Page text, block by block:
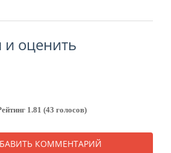
и оценить
1.81 (43 голосов)
КОММЕНТАРИЙ